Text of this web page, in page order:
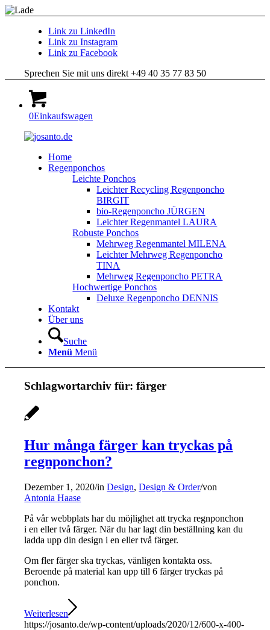
Link zu LinkedIn
Link zu Instagram
Link zu Facebook
Sprechen Sie mit uns direkt +49 40 35 77 83 50
0Einkaufswagen
Home
Regenponchos
Leichte Ponchos
Leichter Recycling Regenponcho
BIRGIT
bio-Regenponcho JÜRGEN
Leichter Regenmantel LAURA
Robuste Ponchos
Mehrweg Regenmantel MILENA
Leichter Mehrweg Regenponcho
TINA
Mehrweg Regenponcho PETRA
Hochwertige Ponchos
Deluxe Regenponcho DENNIS
Kontakt
Über uns
Suche
Menü Menü
Schlagwortarchiv für:färger
Hur många färger kan tryckas på
regnponchon?
Dezember 1, 2020/inDesign,Design & Order/von
Antonia Haase
På vår webbplats har du möjlighet att trycka regnponchon
i en eller två färger. När du har lagt din beställning kan du
ladda upp din design i en eller två färger.
Om fler färger ska tryckas, vänligen kontakta oss.
Beroende på material kan upp till 6 färger tryckas på
ponchon.
Weiterlesen
https://josanto.de/wp-content/uploads/2020/12/600-x-400-